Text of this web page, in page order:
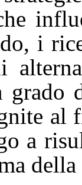
i
grado
al
a